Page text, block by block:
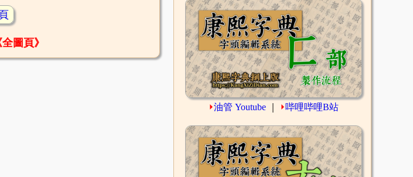
圖頁》
⏵油管 Youtube ⏵哔哩哔哩B站